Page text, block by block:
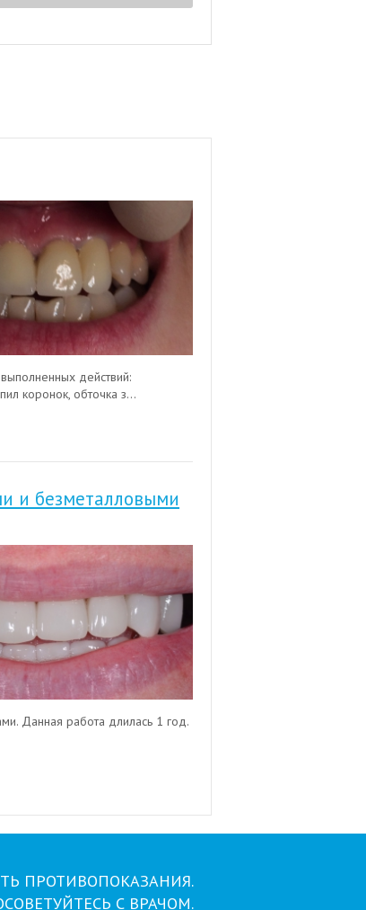
действий:
коронок, обточка з...
и безметалловыми
Данная работа длилась 1 год.
ПРОТИВОПОКАЗАНИЯ.
С ВРАЧОМ.